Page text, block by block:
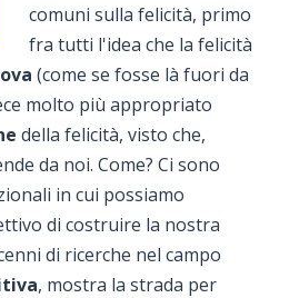
comuni sulla felicità, primo
fra tutti l'idea che la felicità
(come se fosse là fuori da
molto più appropriato
della felicità, visto che,
da noi. Come? Ci sono
in cui possiamo
di costruire la nostra
di ricerche nel campo
, mostra la strada per